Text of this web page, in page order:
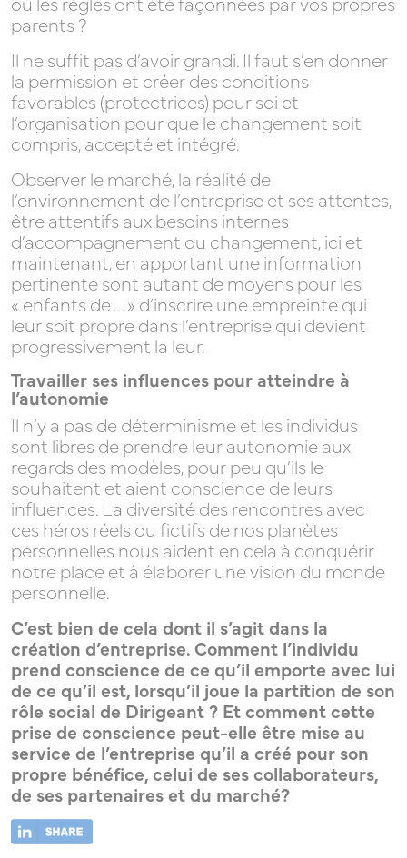
parents ?
Il ne suffit pas d’avoir grandi. Il faut s’en donner
la permission et créer des conditions
favorables (protectrices) pour soi et
l’organisation pour que le changement soit
compris, accepté et intégré.
Observer le marché, la réalité de
l’environnement de l’entreprise et ses attentes,
être attentifs aux besoins internes
d’accompagnement du changement, ici et
maintenant, en apportant une information
pertinente sont autant de moyens pour les
« enfants de … » d’inscrire une empreinte qui
leur soit propre dans l’entreprise qui devient
progressivement la leur.
Travailler ses influences pour atteindre à
l’autonomie
Il n’y a pas de déterminisme et les individus
sont libres de prendre leur autonomie aux
regards des modèles, pour peu qu’ils le
souhaitent et aient conscience de leurs
influences. La diversité des rencontres avec
ces héros réels ou fictifs de nos planètes
personnelles nous aident en cela à conquérir
notre place et à élaborer une vision du monde
personnelle.
C’est bien de cela dont il s’agit dans la
création d’entreprise. Comment l’individu
prend conscience de ce qu’il emporte avec lui
de ce qu’il est, lorsqu’il joue la partition de son
rôle social de Dirigeant ? Et comment cette
prise de conscience peut-elle être mise au
service de l’entreprise qu’il a créé pour son
propre bénéfice, celui de ses collaborateurs,
de ses partenaires et du marché?